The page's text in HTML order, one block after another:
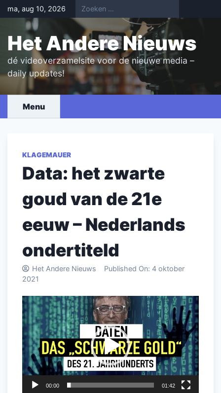
Skip
to
content
ma, aug 10, 2026
Het Andere Nieuws
dé videoverzamelsite voor de nieuwe media –
daily updates!
Menu
KLAGEMAUER
Data: het zwarte
goud van de 21e
eeuw – Nederlands
ondertiteld
Het Andere Nieuws Published On: 4 oktober
2021
Videospeler
00:00 01:42